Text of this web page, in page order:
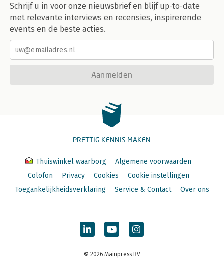
Schrijf u in voor onze nieuwsbrief en blijf up-to-date
met relevante interviews en recensies, inspirerende
events en de beste acties.
Aanmelden
PRETTIG KENNIS MAKEN
Thuiswinkel waarborg
Algemene voorwaarden
Colofon
Privacy Cookies
Cookie instellingen
Toegankelijkheidsverklaring
Service & Contact Over ons
© 2026 Mainpress BV